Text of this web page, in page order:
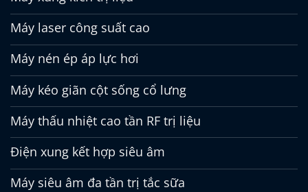
Máy laser công suất cao
Máy nén ép áp lực hơi
Máy kéo giãn cột sống cổ lưng
Máy thấu nhiệt cao tần RF trị liệu
Điện xung kết hợp siêu âm
Máy siêu âm đa tần trị tắc sữa